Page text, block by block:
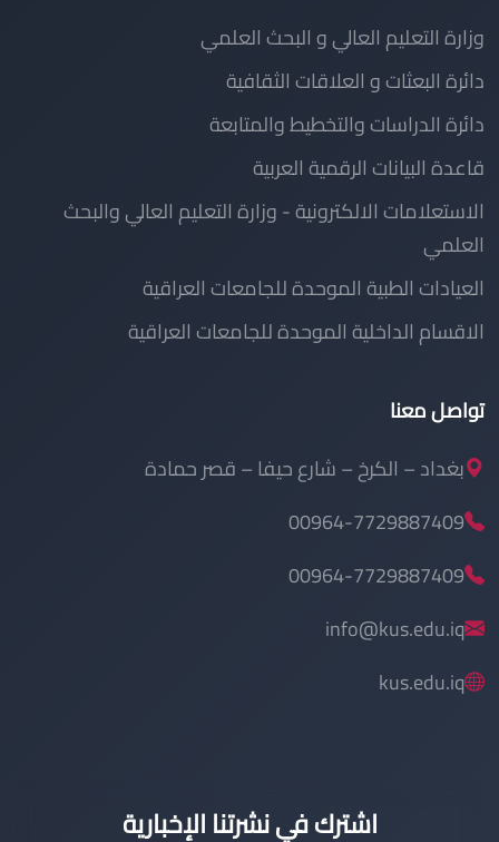
وزارة التعليم العالي و البحث العلمي
دائرة البعثات و العلاقات الثقافية
دائرة الدراسات والتخطيط والمتابعة
قاعدة البيانات الرقمية العربية
الاستعلامات الالكترونية - وزارة التعليم العالي والبحث
العلمي
العيادات الطبية الموحدة للجامعات العراقية
الاقسام الداخلية الموحدة للجامعات العراقية
تواصل معنا
بغداد – الكرخ – شارع حيفا – قصر حمادة
00964-7729887409
00964-7729887409
info@kus.edu.iq
kus.edu.iq
اشترك في نشرتنا الإخبارية